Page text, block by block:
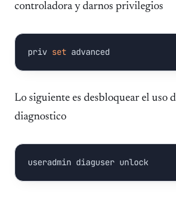
controladora y darnos privilegios
priv set advanced
Lo siguiente es desbloquear el uso
diagnostico
useradmin diaguser unlock